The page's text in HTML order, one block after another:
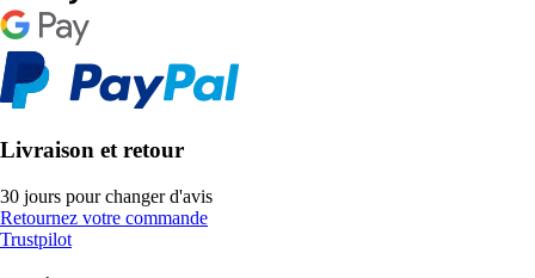
Livraison et retour
30 jours pour changer d'avis
Retournez votre commande
Trustpilot